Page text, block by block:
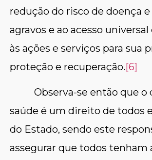
redução do risco de doença
agravos e ao acesso
às ações e serviços para sua
proteção e recuperação.[6]
Observa-se então que o
saúde é um direito de todos
do Estado, sendo este
assegurar que todos tenham